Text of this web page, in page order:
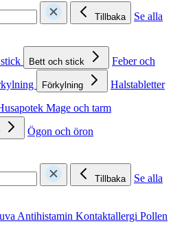
Tillbaka
Se alla
Bett och stick
Feber och
Förkylning
Halstabletter
Mage och tarm
Ögon och öron
Tillbaka
Se alla
Antihistamin Kontaktallergi Pollen